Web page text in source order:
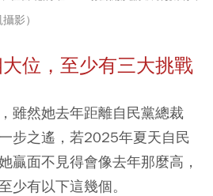
攝影）
位，至少有三大挑戰
雖然她去年距離自民黨總裁
步之遙，若2025年夏天自民
贏面不見得會像去年那麼高，
少有以下這幾個。